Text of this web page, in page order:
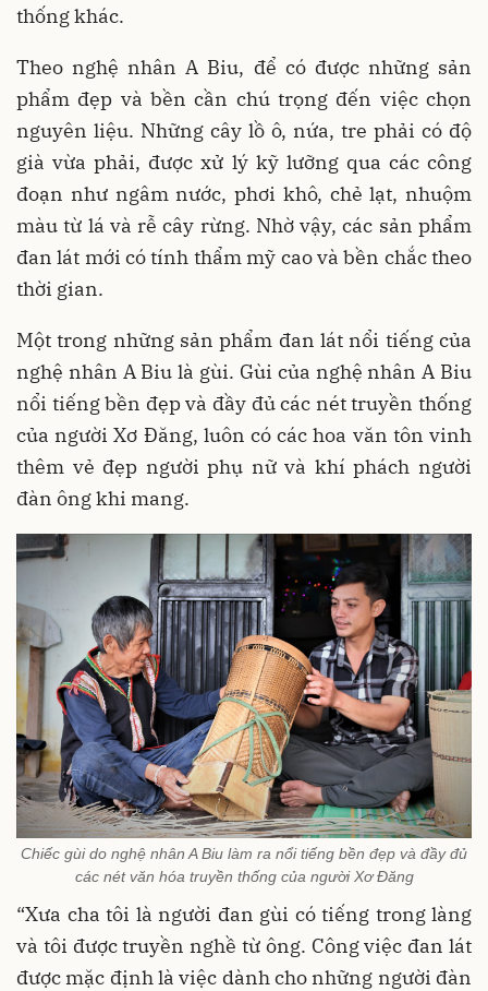
thống khác.
Theo nghệ nhân A Biu, để có được những sản
phẩm đẹp và bền cần chú trọng đến việc chọn
nguyên liệu. Những cây lồ ô, nứa, tre phải có độ
già vừa phải, được xử lý kỹ lưỡng qua các công
đoạn như ngâm nước, phơi khô, chẻ lạt, nhuộm
màu từ lá và rễ cây rừng. Nhờ vậy, các sản phẩm
đan lát mới có tính thẩm mỹ cao và bền chắc theo
thời gian.
Một trong những sản phẩm đan lát nổi tiếng của
nghệ nhân A Biu là gùi. Gùi của nghệ nhân A Biu
nổi tiếng bền đẹp và đầy đủ các nét truyền thống
của người Xơ Đăng, luôn có các hoa văn tôn vinh
thêm vẻ đẹp người phụ nữ và khí phách người
đàn ông khi mang.
Chiếc gùi do nghệ nhân A Biu làm ra nổi tiếng bền đẹp và đầy đủ
các nét văn hóa truyền thống của người Xơ Đăng
“Xưa cha tôi là người đan gùi có tiếng trong làng
và tôi được truyền nghề từ ông. Công việc đan lát
được mặc định là việc dành cho những người đàn